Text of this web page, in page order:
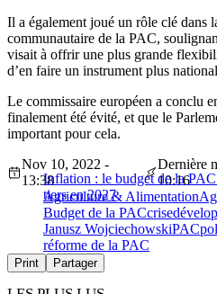
Il a également joué un rôle clé dans
communautaire de la PAC,
visait à offrir une plus grande
d’en faire un instrument plus
Le commissaire européen a conclu
finalement été évité, et que le
important pour cela.
Inflation : le budget de la
tiers en 2027
Nov 10, 2022 -
13:38
Dernière
10:16
Agriculture & Alimentation
Budget de la PACcrise
Janusz WojciechowskiPAC
réforme de la PAC
Print Partager